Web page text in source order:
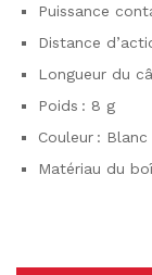
Puissance
Distance
Longueur du
Poids : 8 g
Couleur : Blanc
Matériau du